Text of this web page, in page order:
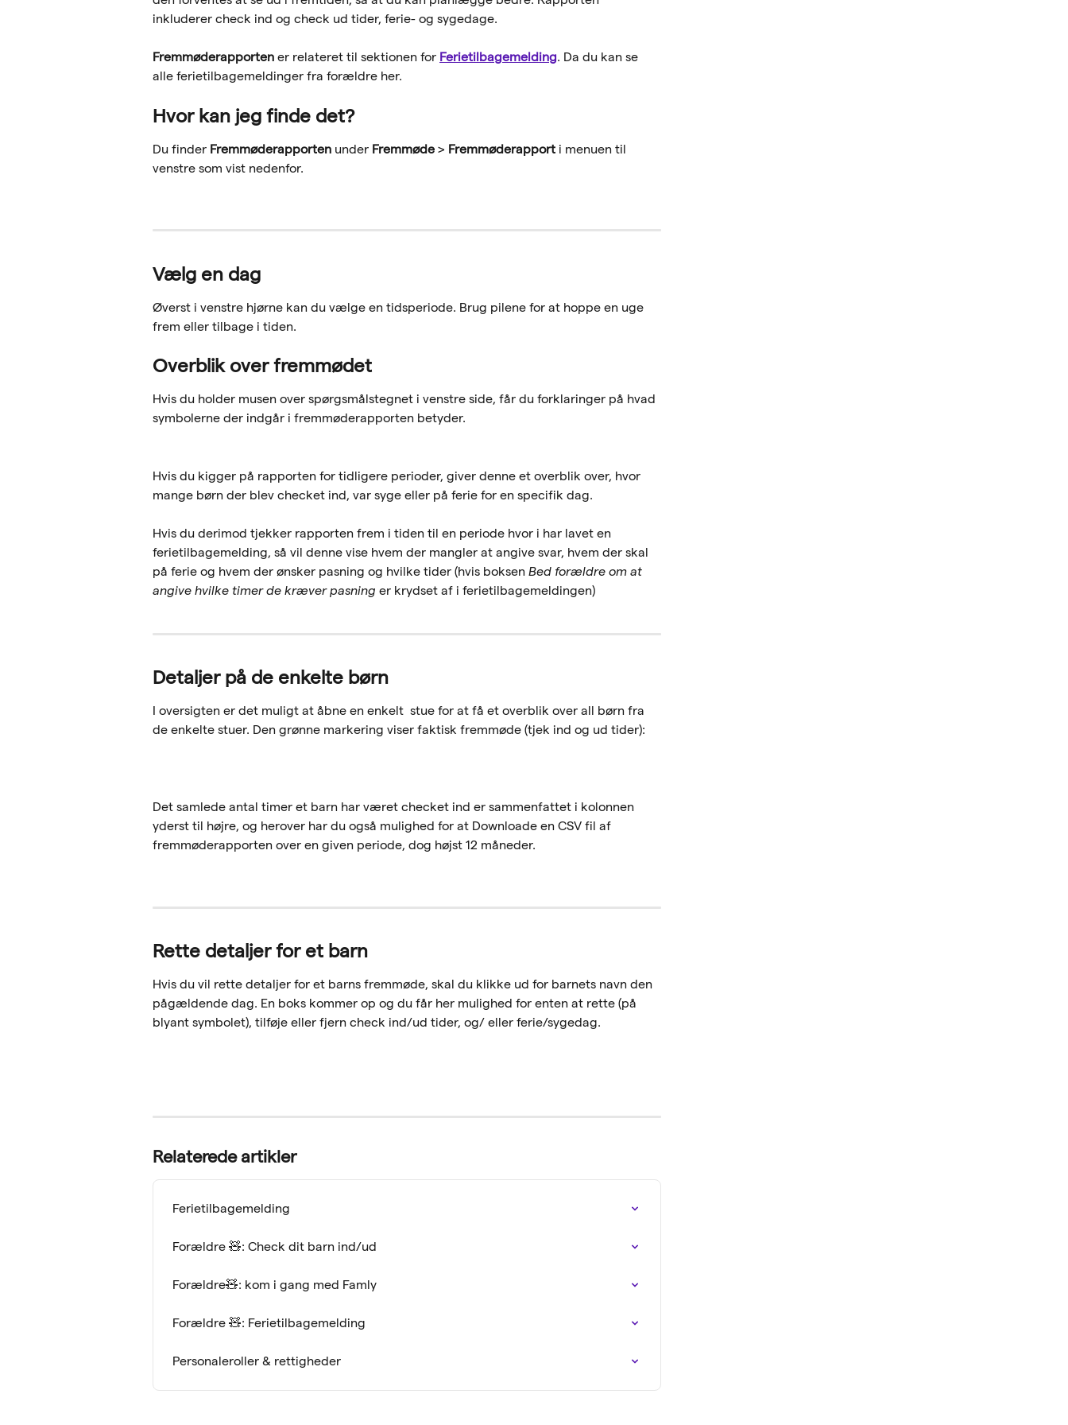
inkluderer check ind og check ud tider, ferie- og sygedage.
Fremmøderapporten er relateret til sektionen for Ferietilbagemelding. Da du kan se
alle ferietilbagemeldinger fra forældre her.
Hvor kan jeg finde det?
Du finder Fremmøderapporten under Fremmøde > Fremmøderapport i menuen til
venstre som vist nedenfor.
Vælg en dag
Øverst i venstre hjørne kan du vælge en tidsperiode. Brug pilene for at hoppe en uge
frem eller tilbage i tiden.
Overblik over fremmødet
Hvis du holder musen over spørgsmålstegnet i venstre side, får du forklaringer på hvad
symbolerne der indgår i fremmøderapporten betyder.
Hvis du kigger på rapporten for tidligere perioder, giver denne et overblik over, hvor
mange børn der blev checket ind, var syge eller på ferie for en specifik dag.
Hvis du derimod tjekker rapporten frem i tiden til en periode hvor i har lavet en
ferietilbagemelding, så vil denne vise hvem der mangler at angive svar, hvem der skal
på ferie og hvem der ønsker pasning og hvilke tider (hvis boksen Bed forældre om at
angive hvilke timer de kræver pasning er krydset af i ferietilbagemeldingen)
Detaljer på de enkelte børn
I oversigten er det muligt at åbne en enkelt  stue for at få et overblik over all børn fra
de enkelte stuer. Den grønne markering viser faktisk fremmøde (tjek ind og ud tider):
Det samlede antal timer et barn har været checket ind er sammenfattet i kolonnen
yderst til højre, og herover har du også mulighed for at Downloade en CSV fil af
fremmøderapporten over en given periode, dog højst 12 måneder.
Rette detaljer for et barn
Hvis du vil rette detaljer for et barns fremmøde, skal du klikke ud for barnets navn den
pågældende dag. En boks kommer op og du får her mulighed for enten at rette (på
blyant symbolet), tilføje eller fjern check ind/ud tider, og/ eller ferie/sygedag.
Relaterede artikler
Ferietilbagemelding
Forældre 🧸: Check dit barn ind/ud
Forældre🧸: kom i gang med Famly
Forældre 🧸: Ferietilbagemelding
Personaleroller & rettigheder